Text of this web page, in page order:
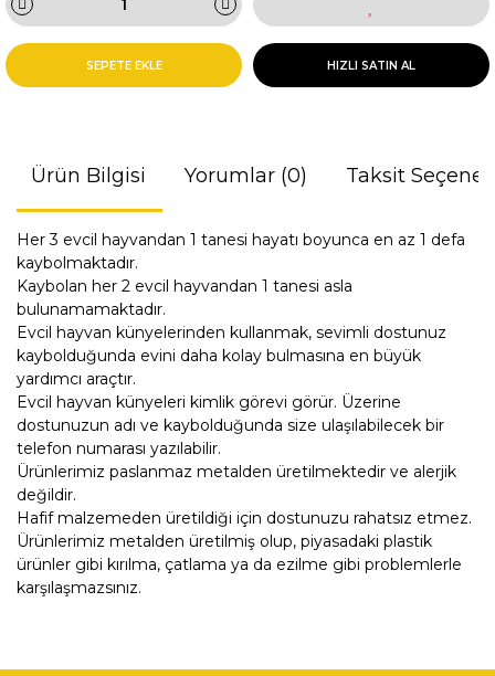
SEPETE EKLE HIZLI SATIN AL
Ürün Bilgisi Yorumlar (0) Taksit
Her 3 evcil hayvandan 1 tanesi hayatı boyunca en az 1 defa
kaybolmaktadır.
Kaybolan her 2 evcil hayvandan 1 tanesi asla
bulunamamaktadır.
Evcil hayvan künyelerinden kullanmak, sevimli dostunuz
kaybolduğunda evini daha kolay bulmasına en büyük
yardımcı araçtır.
Evcil hayvan künyeleri kimlik görevi görür. Üzerine
dostunuzun adı ve kaybolduğunda size ulaşılabilecek bir
telefon numarası yazılabilir.
Ürünlerimiz paslanmaz metalden üretilmektedir ve alerjik
değildir.
Hafif malzemeden üretildiği için dostunuzu rahatsız etmez.
Ürünlerimiz metalden üretilmiş olup, piyasadaki plastik
ürünler gibi kırılma, çatlama ya da ezilme gibi problemlerle
karşılaşmazsınız.
konularda yetersiz gördüğünüz noktaları öneri formunu